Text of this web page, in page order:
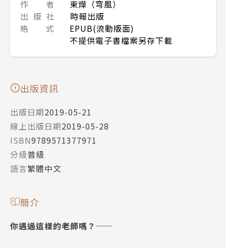
作 者
東燁（穹風）
出 版 社
時報出版
格 式
EPUB(流動版面)
不提供電子書檔案另存下載
出版資訊
出版日期2019-05-21
線上出版日期2019-05-28
ISBN9789571377971
分級普級
語言繁體中文
簡介
你遇過這樣的老師嗎？──